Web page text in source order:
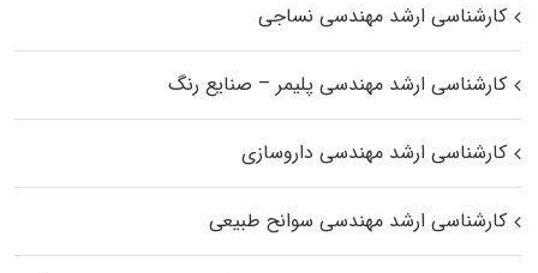
کارشناسی ارشد مهندسی نساجی
کارشناسی ارشد مهندسی پلیمر – صنایع رنگ
کارشناسی ارشد مهندسی داروسازی
کارشناسی ارشد مهندسی سوانح طبیعی